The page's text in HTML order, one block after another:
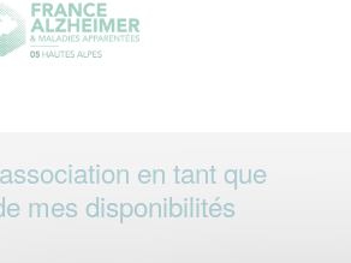
en tant que
mes disponibilités